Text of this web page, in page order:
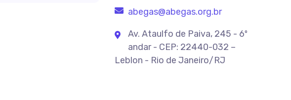
abegas@abegas.org.br
Av. Ataulfo de Paiva, 245 - 6º
andar - CEP: 22440-032 –
Leblon - Rio de Janeiro/RJ